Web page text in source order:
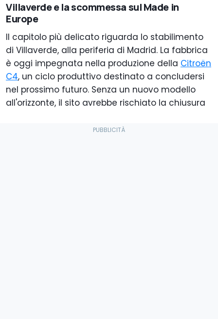
Villaverde e la scommessa sul Made in
Europe
Il capitolo più delicato riguarda lo stabilimento
di Villaverde, alla periferia di Madrid. La fabbrica
è oggi impegnata nella produzione della Citroën
C4, un ciclo produttivo destinato a concludersi
nel prossimo futuro. Senza un nuovo modello
all'orizzonte, il sito avrebbe rischiato la chiusura